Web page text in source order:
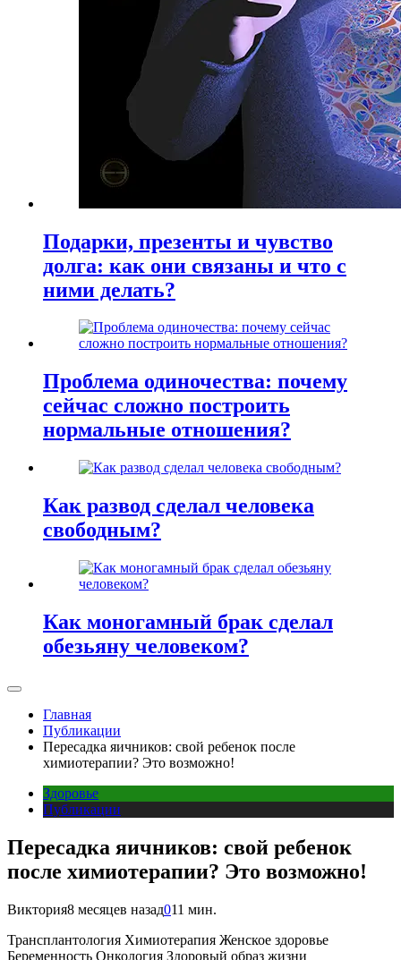
Подарки, презенты и чувство
долга: как они связаны и что с
ними делать?
Проблема одиночества: почему
сейчас сложно построить
нормальные отношения?
Как развод сделал человека
свободным?
Как моногамный брак сделал
обезьяну человеком?
Главная
Публикации
Пересадка яичников: свой ребенок после
химиотерапии? Это возможно!
Здоровье
Публикации
Пересадка яичников: свой ребенок
после химиотерапии? Это возможно!
Виктория8 месяцев назад011 мин.
Трансплантология Химиотерапия Женское здоровье
Беременность Онкология Здоровый образ жизни